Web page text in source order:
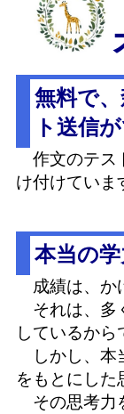
無料で
ト送信
作文のテス
け付けていま
本当の
成績は、か
それは、多
しているから
しかし、本
をもとにした
その思考力